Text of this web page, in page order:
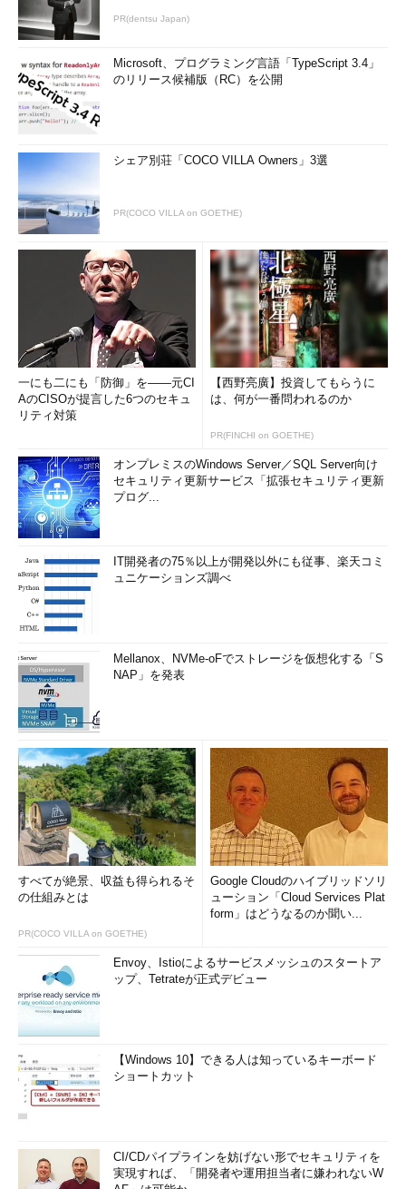
PR(dentsu Japan)
Microsoft、プログラミング言語「TypeScript 3.4」
のリリース候補版（RC）を公開
シェア別荘「COCO VILLA Owners」3選
PR(COCO VILLA on GOETHE)
一にも二にも「防御」を――元CI
AのCISOが提言した6つのセキュ
リティ対策
【西野亮廣】投資してもらうに
は、何が一番問われるのか
PR(FINCHI on GOETHE)
オンプレミスのWindows Server／SQL Server向け
セキュリティ更新サービス「拡張セキュリティ更新
プログ...
IT開発者の75％以上が開発以外にも従事、楽天コミ
ュニケーションズ調べ
Mellanox、NVMe-oFでストレージを仮想化する「S
NAP」を発表
すべてが絶景、収益も得られるそ
の仕組みとは
PR(COCO VILLA on GOETHE)
Google Cloudのハイブリッドソリ
ューション「Cloud Services Plat
form」はどうなるのか聞い...
Envoy、Istioによるサービスメッシュのスタートア
ップ、Tetrateが正式デビュー
【Windows 10】できる人は知っているキーボード
ショートカット
CI/CDパイプラインを妨げない形でセキュリティを
実現すれば、「開発者や運用担当者に嫌われないW